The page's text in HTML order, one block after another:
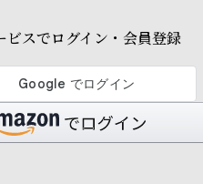
ビスでログイン・会員登録